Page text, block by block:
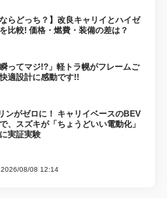
ならどっち？】改良キャリイとハイゼ
比較! 価格・燃費・装備の差は？
瞬ってマジ!?」軽トラ幌がフレームご
適設計に感動です!!
ンがゼロに！ キャリイベースのBEV
、スズキが「ちょうどいい電動化」
実証実験
2026/08/08 12:14